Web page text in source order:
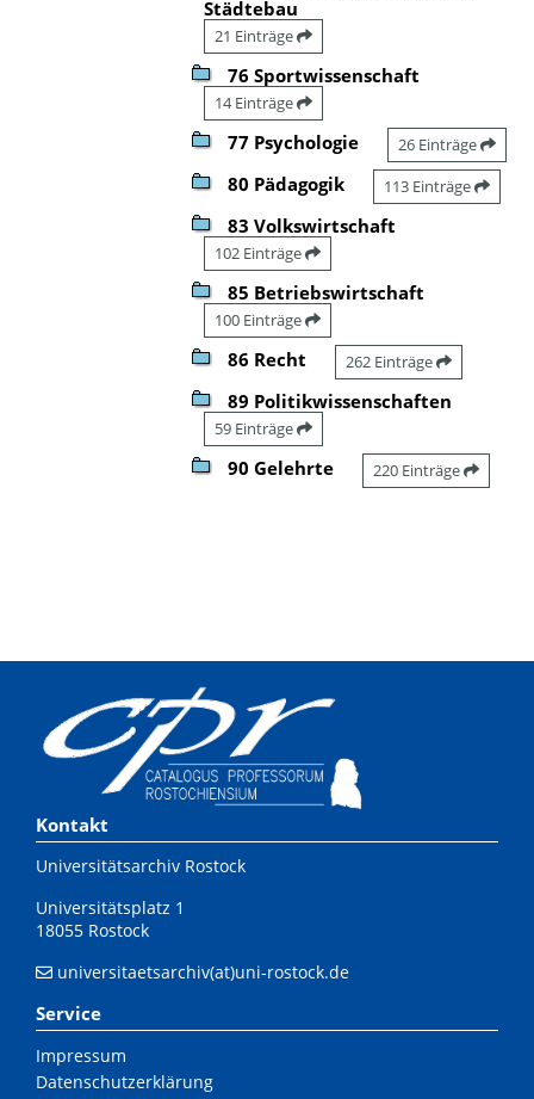
Städtebau
21 Einträge
76 Sportwissenschaft
14 Einträge
77 Psychologie 26 Einträge
80 Pädagogik 113 Einträge
83 Volkswirtschaft
102 Einträge
85 Betriebswirtschaft
100 Einträge
86 Recht 262 Einträge
89 Politikwissenschaften
59 Einträge
90 Gelehrte 220 Einträge
Kontakt
Universitätsarchiv Rostock
Universitätsplatz 1
18055 Rostock
universitaetsarchiv(at)uni-rostock.de
Service
Impressum
Datenschutzerklärung